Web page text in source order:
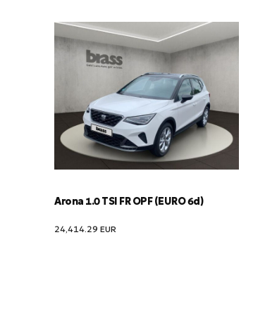
Arona 1.0 TSI FR OPF (EURO 6d)
24,414.29 EUR